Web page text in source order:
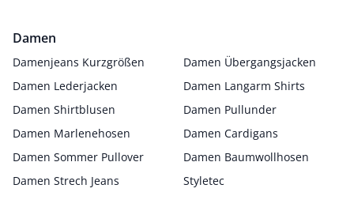
Damen
Damenjeans Kurzgrößen
Damen Übergangsjacken
Damen Lederjacken
Damen Langarm Shirts
Damen Shirtblusen
Damen Pullunder
Damen Marlenehosen
Damen Cardigans
Damen Sommer Pullover
Damen Baumwollhosen
Damen Strech Jeans
Styletec